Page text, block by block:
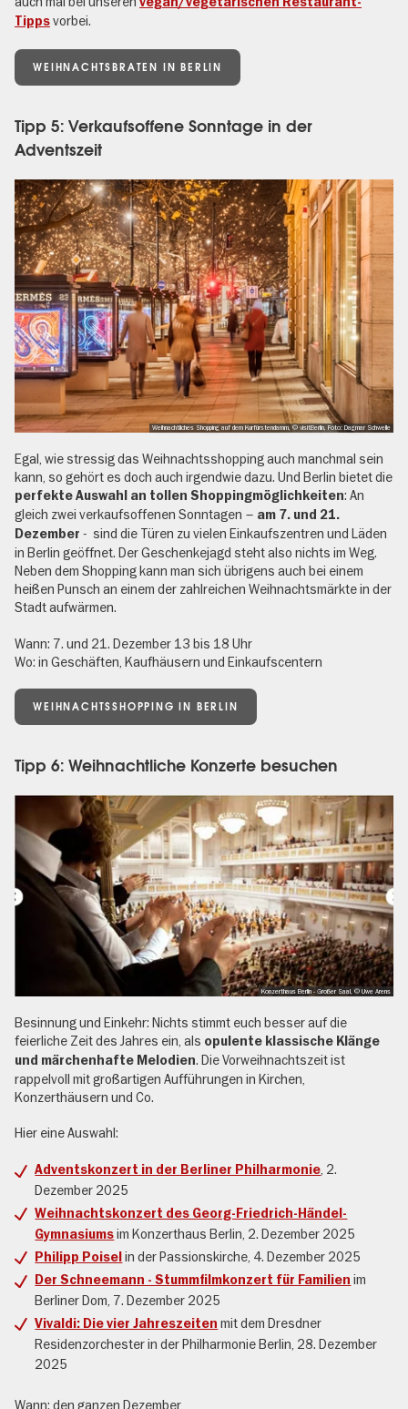
Tippsvorbei.
WEIHNACHTSBRATEN IN BERLIN
Tipp 5: Verkaufsoffene Sonntage in der
Adventszeit
Weihnachtliches Shopping auf dem Kurfürstendamm, © visitBerlin, Foto: Dagmar Schwelle
Egal, wie stressig das Weihnachtsshopping auch manchmal sein
kann, so gehört es doch auch irgendwie dazu. Und Berlin bietet die
perfekte Auswahl an tollen Shoppingmöglichkeiten: An
gleich zwei verkaufsoffenen Sonntagen – am 7. und 21.
Dezember - sind die Türen zu vielen Einkaufszentren und Läden
in Berlin geöffnet. Der Geschenkejagd steht also nichts im Weg.
Neben dem Shopping kann man sich übrigens auch bei einem
heißen Punsch an einem der zahlreichen Weihnachtsmärkte in der
Stadt aufwärmen.
Wann: 7. und 21. Dezember 13 bis 18 Uhr
Wo: in Geschäften, Kaufhäusern und Einkaufscentern
WEIHNACHTSSHOPPING IN BERLIN
Tipp 6: Weihnachtliche Konzerte besuchen
Konzerthaus Berlin - Großer Saal, © Uwe Arens
Besinnung und Einkehr: Nichts stimmt euch besser auf die
feierliche Zeit des Jahres ein, als opulente klassische Klänge
und märchenhafte Melodien. Die Vorweihnachtszeit ist
rappelvoll mit großartigen Aufführungen in Kirchen,
Konzerthäusern und Co.
Hier eine Auswahl:
Adventskonzert in der Berliner Philharmonie, 2.
Dezember 2025
Weihnachtskonzert des Georg-Friedrich-Händel-
Gymnasiumsim Konzerthaus Berlin, 2. Dezember 2025
Philipp Poisel in der Passionskirche, 4. Dezember 2025
Der Schneemann - Stummfilmkonzert für Familien im
Berliner Dom, 7. Dezember 2025
Vivaldi: Die vier Jahreszeiten mit dem Dresdner
Residenzorchester in der Philharmonie Berlin, 28. Dezember
2025
Wann: den ganzen Dezember